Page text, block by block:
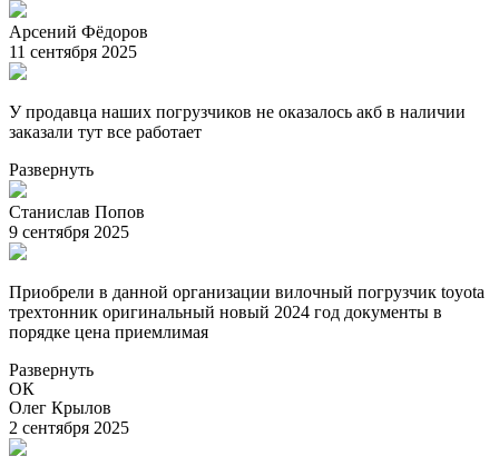
Арсений Фёдоров
11 сентября 2025
У продавца наших погрузчиков не оказалось акб в наличии
заказали тут все работает
Развернуть
Станислав Попов
9 сентября 2025
Приобрели в данной организации вилочный погрузчик toyota
трехтонник оригинальный новый 2024 год документы в
порядке цена приемлимая
Развернуть
ОК
Олег Крылов
2 сентября 2025